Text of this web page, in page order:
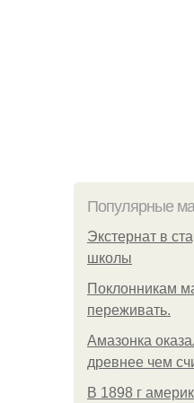
Популярные
Экстернат в
школы
Поклонникам
переживать.
Амазонка
древнее чем
В 1898 г